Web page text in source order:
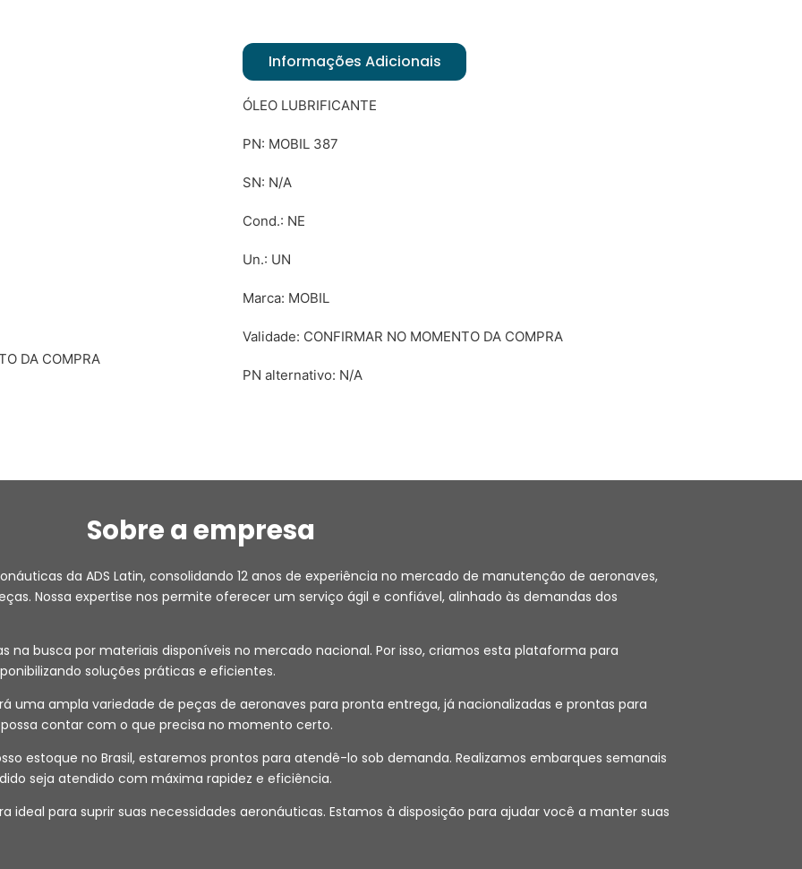
DA COMPRA
Informações Adicionais
ÓLEO LUBRIFICANTE
PN: MOBIL 387
SN: N/A
Cond.: NE
Un.: UN
Marca: MOBIL
Validade: CONFIRMAR NO MOMENTO DA COMPRA
PN alternativo: N/A
Sobre a empresa
da ADS Latin, consolidando 12 anos de experiência no mercado de manutenção de aeronaves,
Nossa expertise nos permite oferecer um serviço ágil e confiável, alinhado às demandas dos
na busca por materiais disponíveis no mercado nacional. Por isso, criamos esta plataforma para
soluções práticas e eficientes.
uma ampla variedade de peças de aeronaves para pronta entrega, já nacionalizadas e prontas para
contar com o que precisa no momento certo.
estoque no Brasil, estaremos prontos para atendê-lo sob demanda. Realizamos embarques semanais
seja atendido com máxima rapidez e eficiência.
ideal para suprir suas necessidades aeronáuticas. Estamos à disposição para ajudar você a manter suas